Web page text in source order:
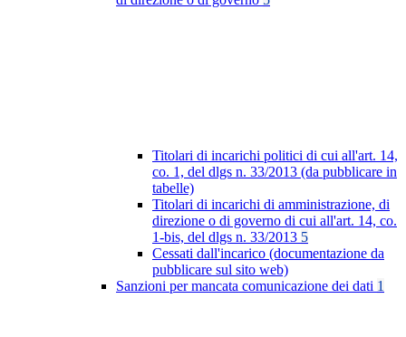
Titolari di incarichi politici di cui all'art. 14,
co. 1, del dlgs n. 33/2013 (da pubblicare in
tabelle)
Titolari di incarichi di amministrazione, di
direzione o di governo di cui all'art. 14, co.
1-bis, del dlgs n. 33/2013 5
Cessati dall'incarico (documentazione da
pubblicare sul sito web)
Sanzioni per mancata comunicazione dei dati 1